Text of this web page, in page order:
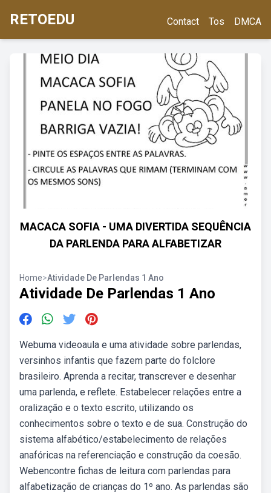
RETOEDU Contact Tos DMCA
MACACA SOFIA - UMA DIVERTIDA SEQUÊNCIA
DA PARLENDA PARA ALFABETIZAR
Home>Atividade De Parlendas 1 Ano
Atividade De Parlendas 1 Ano
Webuma videoaula e uma atividade sobre parlendas,
versinhos infantis que fazem parte do folclore
brasileiro. Aprenda a recitar, transcrever e desenhar
uma parlenda, e reflete. Estabelecer relações entre a
oralização e o texto escrito, utilizando os
conhecimentos sobre o texto e de sua. Construção do
sistema alfabético/estabelecimento de relações
anafóricas na referenciação e construção da coesão.
Webencontre fichas de leitura com parlendas para
alfabetização de crianças do 1º ano. As parlendas são